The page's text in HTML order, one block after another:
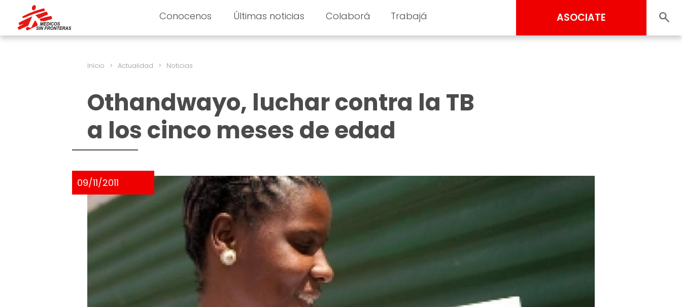
Conocenos Últimas noticias Colaborá Trabajá ASOCIATE
Inicio > Actualidad > Noticias
Othandwayo, luchar contra la TB
a los cinco meses de edad
09/11/2011